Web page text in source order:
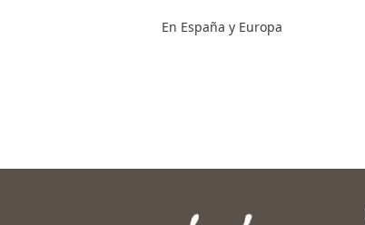
En España y Europa